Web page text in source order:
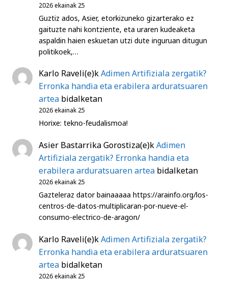
2026 ekainak 25
Guztiz ados, Asier, etorkizuneko gizarterako ez
gaituzte nahi kontziente, eta uraren kudeaketa
aspaldin haien eskuetan utzi dute inguruan ditugun
politikoek,…
Karlo Raveli(e)kAdimen Artifiziala zergatik?
Erronka handia eta erabilera arduratsuaren
artea bidalketan
2026 ekainak 25
Horixe: tekno-feudalismoa!
Asier Bastarrika Gorostiza(e)kAdimen
Artifiziala zergatik? Erronka handia eta
erabilera arduratsuaren artea bidalketan
2026 ekainak 25
Gazteleraz dator bainaaaaa https://arainfo.org/los-
centros-de-datos-multiplicaran-por-nueve-el-
consumo-electrico-de-aragon/
Karlo Raveli(e)kAdimen Artifiziala zergatik?
Erronka handia eta erabilera arduratsuaren
artea bidalketan
2026 ekainak 25